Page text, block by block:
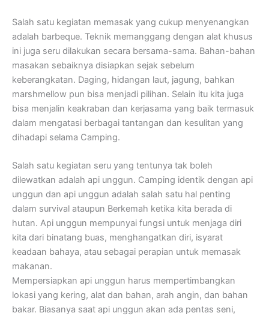
Salah satu kegiatan memasak yang cukup menyenangkan
adalah barbeque. Teknik memanggang dengan alat khusus
ini juga seru dilakukan secara bersama-sama. Bahan-bahan
masakan sebaiknya disiapkan sejak sebelum
keberangkatan. Daging, hidangan laut, jagung, bahkan
marshmellow pun bisa menjadi pilihan. Selain itu kita juga
bisa menjalin keakraban dan kerjasama yang baik termasuk
dalam mengatasi berbagai tantangan dan kesulitan yang
dihadapi selama Camping.
Salah satu kegiatan seru yang tentunya tak boleh
dilewatkan adalah api unggun. Camping identik dengan api
unggun dan api unggun adalah salah satu hal penting
dalam survival ataupun Berkemah ketika kita berada di
hutan. Api unggun mempunyai fungsi untuk menjaga diri
kita dari binatang buas, menghangatkan diri, isyarat
keadaan bahaya, atau sebagai perapian untuk memasak
makanan.
Mempersiapkan api unggun harus mempertimbangkan
lokasi yang kering, alat dan bahan, arah angin, dan bahan
bakar. Biasanya saat api unggun akan ada pentas seni,